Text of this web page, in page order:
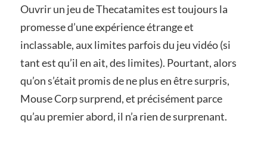
Ouvrir un jeu de Thecatamites est toujours la
promesse d’une expérience étrange et
inclassable, aux limites parfois du jeu vidéo (si
tant est qu’il en ait, des limites). Pourtant, alors
qu’on s’était promis de ne plus en être surpris,
Mouse Corp surprend, et précisément parce
qu’au premier abord, il n’a rien de surprenant.